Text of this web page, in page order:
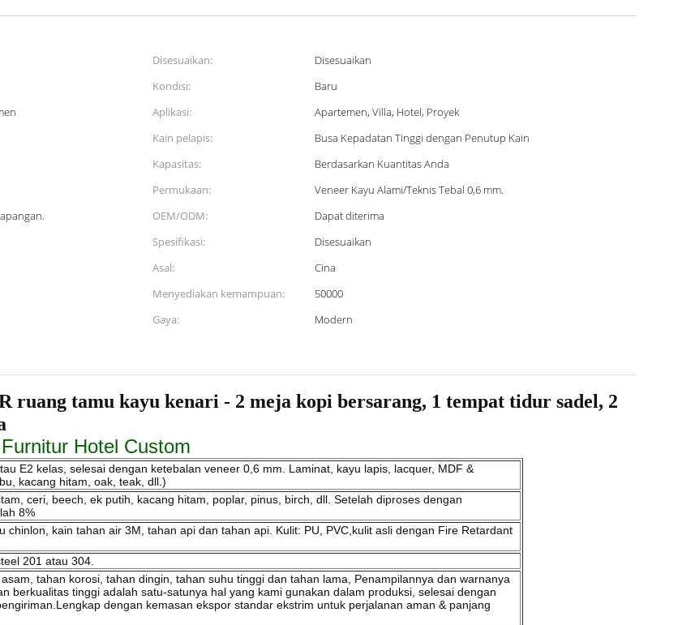
Disesuaikan:
Disesuaikan
Kondisi:
Baru
Aplikasi:
Apartemen, Villa, Hotel, Proyek
Kain pelapis:
Busa Kepadatan Tinggi dengan Penutup Kain
Kapasitas:
Berdasarkan Kuantitas Anda
Permukaan:
Veneer Kayu Alami/Teknis Tebal 0,6 mm.
OEM/ODM:
Dapat diterima
Spesifikasi:
Disesuaikan
Asal:
Cina
Menyediakan kemampuan:
50000
Gaya:
Modern
tamu kayu kenari - 2 meja kopi bersarang, 1 tempat tidur sadel, 2
Hotel Custom
E2 kelas, selesai dengan ketebalan veneer 0,6 mm. Laminat, kayu lapis, lacquer, MDF &
kacang hitam, oak, teak, dll.)
ceri, beech, ek putih, kacang hitam, poplar, pinus, birch, dll. Setelah diproses dengan
8%
chinlon, kain tahan air 3M, tahan api dan tahan api. Kulit: PU, PVC,kulit asli dengan Fire Retardant
201 atau 304.
tahan korosi, tahan dingin, tahan suhu tinggi dan tahan lama, Penampilannya dan warnanya
berkualitas tinggi adalah satu-satunya hal yang kami gunakan dalam produksi, selesai dengan
dengan kemasan ekspor standar ekstrim untuk perjalanan aman & panjang